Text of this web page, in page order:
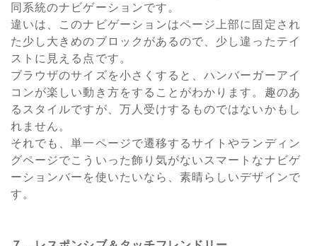
同系統のナビゲーションです。
違いは、このナビゲーションはページ上部に固定され
た少し大きめのブロックがあるので、少し違ったテイ
ストに見える点です。
ブラウザのサイズを小さくすると、ハンバーガーアイ
コンが楽しい動き方をすることがわかります。趣のあ
るスタイルですが、万人受けするものではないかもし
れません。
それでも、単一ページで遷移するサイトやランディン
グページでこういった飾り気がないスマートなナビゲ
ーションバーを使いたいなら、素晴らしいデザインで
す。